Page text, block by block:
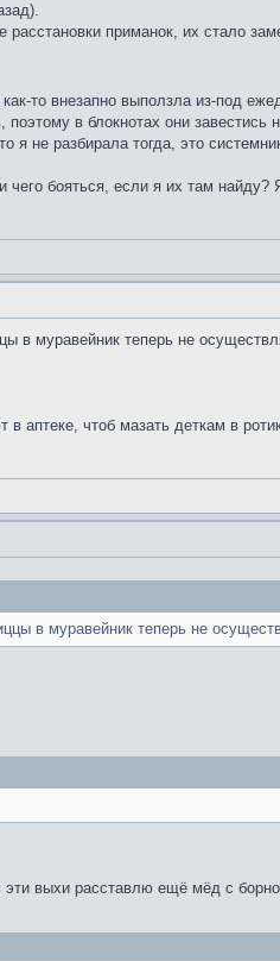
приманок, их стало
то внезапно выползла из-под
в блокнотах они
не разбирала тогда, это
бояться, если я их там
в муравейник теперь не
аптеке, чтоб мазать деткам в
в муравейник теперь не
эти выхи расставлю ещё мёд с